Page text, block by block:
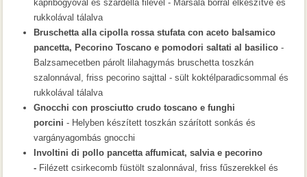
kapribogyóval és szardella filével - Marsala borral elkészítve és
rukkolával tálalva
Bruschetta alla cipolla rossa stufata con aceto balsamico
pancetta, Pecorino Toscano e pomodori saltati al basilico-
Balzsamecetben párolt lilahagymás bruschetta toszkán
szalonnával, friss pecorino sajttal - sült koktélparadicsommal és
rukkolával tálalva
Gnocchi con prosciutto crudo toscano e funghi
porcini - Helyben készített toszkán szárított sonkás és
vargányagombás gnocchi
Involtini di pollo pancetta affumicat, salvia e pecorino
- Filézett csirkecomb füstölt szalonnával, friss fűszerekkel és